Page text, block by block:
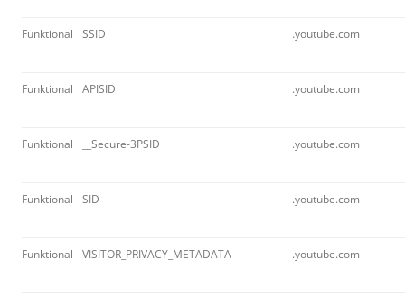
Funktional SSID .youtube.com
Funktional APISID .youtube.com
Funktional __Secure-3PSID .youtube.com
Funktional SID .youtube.com
Funktional VISITOR_PRIVACY_METADATA .youtube.com